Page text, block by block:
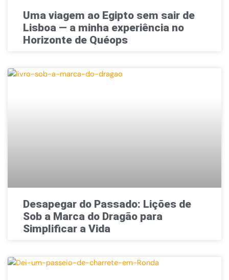
Uma viagem ao Egipto sem sair de
Lisboa — a minha experiência no
Horizonte de Quéops
Desapegar do Passado: Lições de
Sob a Marca do Dragão para
Simplificar a Vida